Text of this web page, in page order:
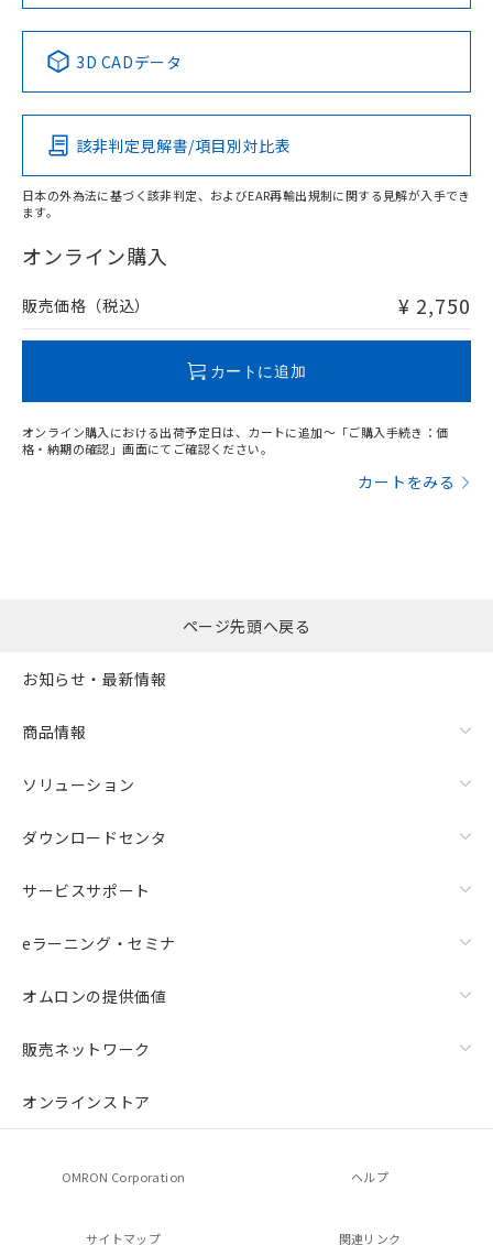
Pb Hg Cd Cr(VI)
O
在庫等で未対応品が混在する可能性があります。
問い合わせください。
No No No No
この製品の規格認証/適合状況ページへ
その他の認証はこちらのページからご検索ください
3D CADデータ
該非判定見解書/項目別対比表
日本の外為法に基づく該非判定、およびEAR再輸出規制に関する見解が入手でき
ます。
オンライン購入
販売価格（税込） ¥ 2,750
カートに追加
オンライン購入における出荷予定日は、カートに追加～「ご購入手続き：価
格・納期の確認」画面にてご確認ください。
カートをみる
ページ先頭へ戻る
お知らせ・最新情報
商品情報
ソリューション
ダウンロードセンタ
サービスサポート
eラーニング・セミナ
オムロンの提供価値
販売ネットワーク
オンラインストア
OMRON Corporation ヘルプ
サイトマップ 関連リンク